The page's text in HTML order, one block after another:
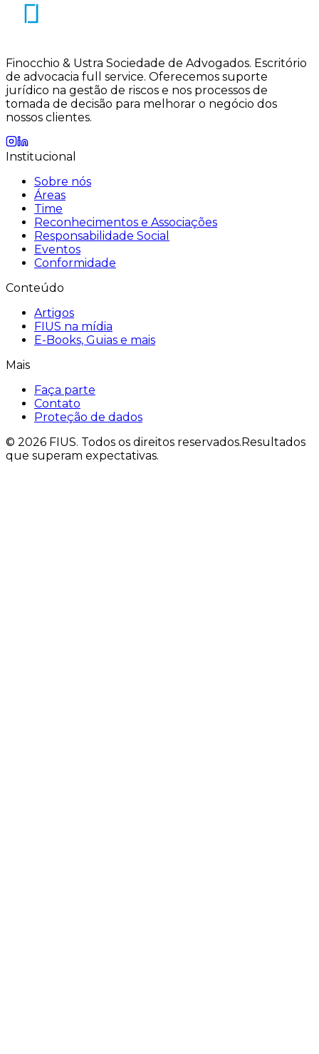
Finocchio & Ustra Sociedade de Advogados. Escritório
de advocacia full service. Oferecemos suporte
jurídico na gestão de riscos e nos processos de
tomada de decisão para melhorar o negócio dos
nossos clientes.
Institucional
Sobre nós
Áreas
Time
Reconhecimentos e Associações
Responsabilidade Social
Eventos
Conformidade
Conteúdo
Artigos
FIUS na mídia
E-Books, Guias e mais
Mais
Faça parte
Contato
Proteção de dados
© 2026 FIUS. Todos os direitos reservados.Resultados
que superam expectativas.